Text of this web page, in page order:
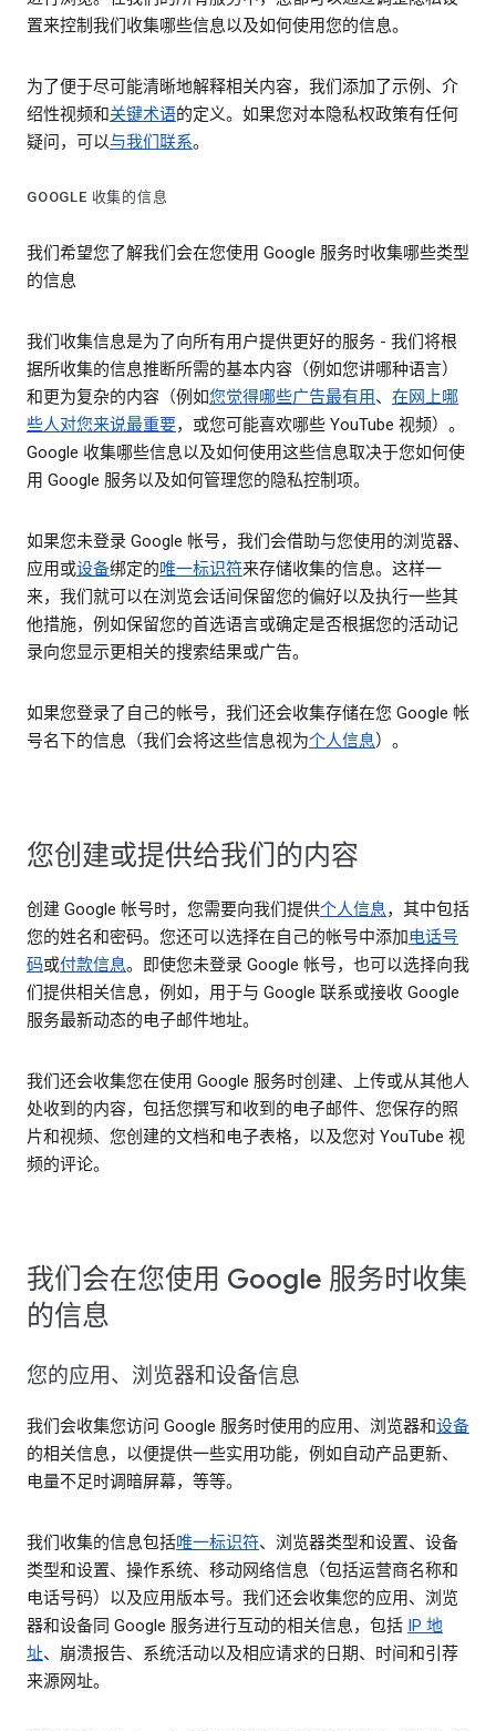
置来控制我们收集哪些信息以及如何使用您的信息。
为了便于尽可能清晰地解释相关内容，我们添加了示例、介
绍性视频和关键术语的定义。如果您对本隐私权政策有任何
疑问，可以与我们联系。
GOOGLE 收集的信息
我们希望您了解我们会在您使用 Google 服务时收集哪些类型
的信息
我们收集信息是为了向所有用户提供更好的服务 - 我们将根
据所收集的信息推断所需的基本内容（例如您讲哪种语言）
和更为复杂的内容（例如您觉得哪些广告最有用、 在网上哪
些人对您来说最重要，或您可能喜欢哪些 YouTube 视频）。
Google 收集哪些信息以及如何使用这些信息取决于您如何使
用 Google 服务以及如何管理您的隐私控制项。
如果您未登录 Google 帐号，我们会借助与您使用的浏览器、
应用或设备绑定的唯一标识符来存储收集的信息。这样一
来，我们就可以在浏览会话间保留您的偏好以及执行一些其
他措施，例如保留您的首选语言或确定是否根据您的活动记
录向您显示更相关的搜索结果或广告。
如果您登录了自己的帐号，我们还会收集存储在您 Google 帐
号名下的信息（我们会将这些信息视为个人信息）。
您创建或提供给我们的内容
创建 Google 帐号时，您需要向我们提供个人信息，其中包括
您的姓名和密码。您还可以选择在自己的帐号中添加电话号
码或付款信息。即使您未登录 Google 帐号，也可以选择向我
们提供相关信息，例如，用于与 Google 联系或接收 Google
服务最新动态的电子邮件地址。
我们还会收集您在使用 Google 服务时创建、上传或从其他人
处收到的内容，包括您撰写和收到的电子邮件、您保存的照
片和视频、您创建的文档和电子表格，以及您对 YouTube 视
频的评论。
我们会在您使用 Google 服务时收集
的信息
您的应用、浏览器和设备信息
我们会收集您访问 Google 服务时使用的应用、浏览器和设备
的相关信息，以便提供一些实用功能，例如自动产品更新、
电量不足时调暗屏幕，等等。
我们收集的信息包括唯一标识符、浏览器类型和设置、设备
类型和设置、操作系统、移动网络信息（包括运营商名称和
电话号码）以及应用版本号。我们还会收集您的应用、浏览
器和设备同 Google 服务进行互动的相关信息，包括 IP 地
址、崩溃报告、系统活动以及相应请求的日期、时间和引荐
来源网址。